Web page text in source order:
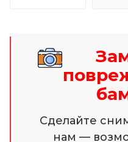
Сделайте
нам —